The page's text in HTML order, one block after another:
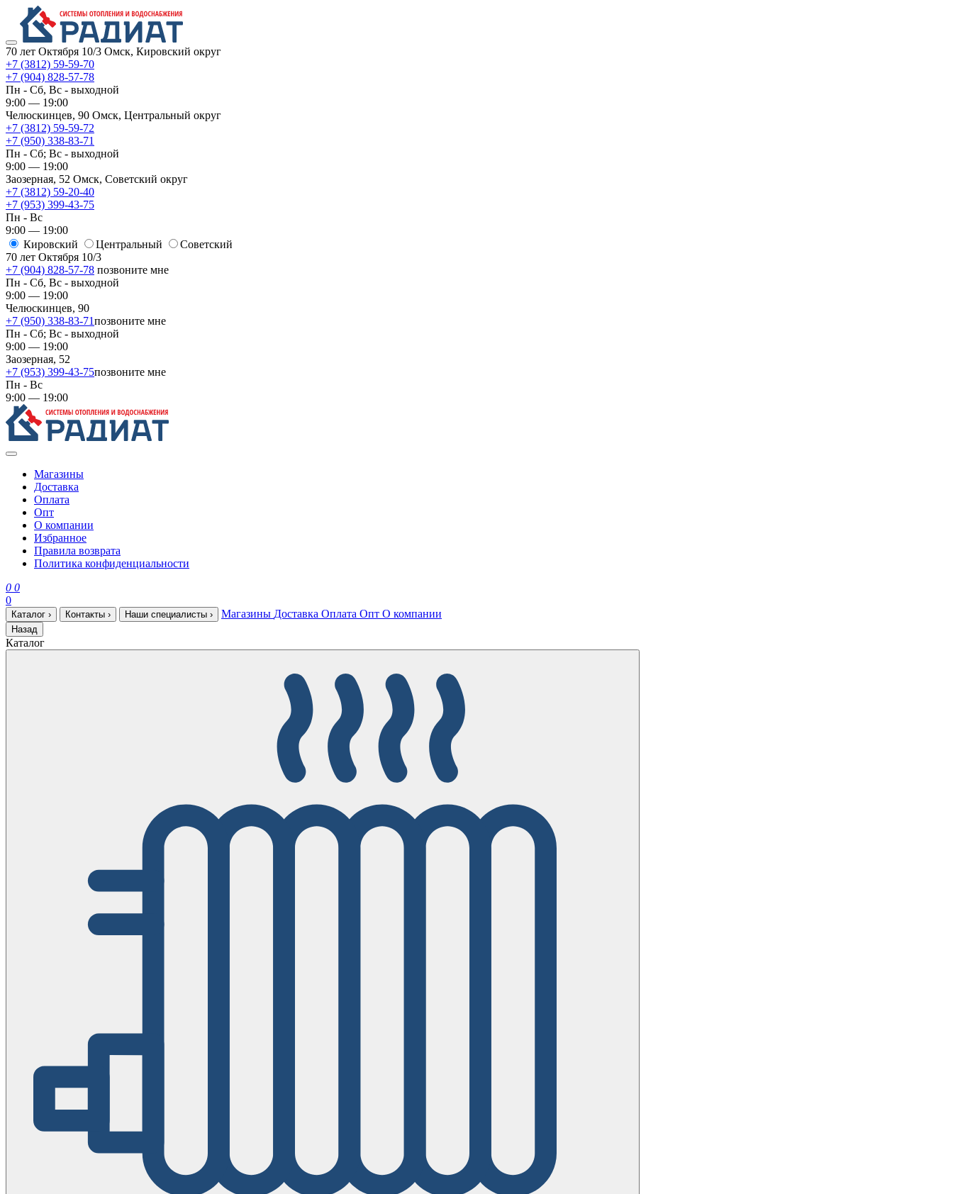
70 лет Октября 10/3 Омск, Кировский округ
+7 (3812) 59-59-70
+7 (904) 828-57-78
Пн - Сб, Вс - выходной
9:00 — 19:00
Челюскинцев, 90 Омск, ​Центральный округ
+7 (3812) 59-59-72
+7 (950) 338-83-71
Пн - Сб; Вс - выходной
9:00 — 19:00
Заозерная, 52 Омск, ​Советский округ
+7 (3812) 59-20-40
+7 (953) 399-43-75
Пн - Вс
9:00 — 19:00
Кировский
​Центральный
​Советский
70 лет Октября 10/3
+7 (904) 828-57-78 позвоните мне
Пн - Сб, Вс - выходной
9:00 — 19:00
Челюскинцев, 90
+7 (950) 338-83-71позвоните мне
Пн - Сб; Вс - выходной
9:00 — 19:00
Заозерная, 52
+7 (953) 399-43-75позвоните мне
Пн - Вс
9:00 — 19:00
Магазины
Доставка
Оплата
Опт
О компании
Избранное
Правила возврата
Политика конфиденциальности
0 0
0
Каталог › Контакты › Наши специалисты › Магазины Доставка Оплата Опт О компании
Назад
Каталог